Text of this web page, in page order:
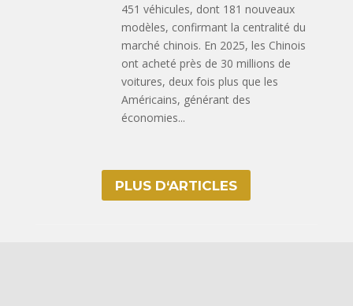
451 véhicules, dont 181 nouveaux
modèles, confirmant la centralité du
marché chinois. En 2025, les Chinois
ont acheté près de 30 millions de
voitures, deux fois plus que les
Américains, générant des
économies...
PLUS D‘ARTICLES